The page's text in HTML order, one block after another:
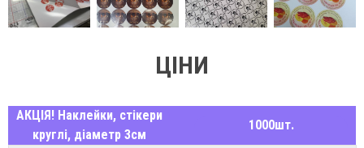
ЦІНИ
АКЦІЯ! Наклейки, стікери
круглі, діаметр 3см
1000шт.